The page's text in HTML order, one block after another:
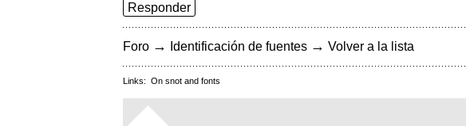
Responder
Foro → Identificación de fuentes → Volver a la lista
Links: On snot and fonts